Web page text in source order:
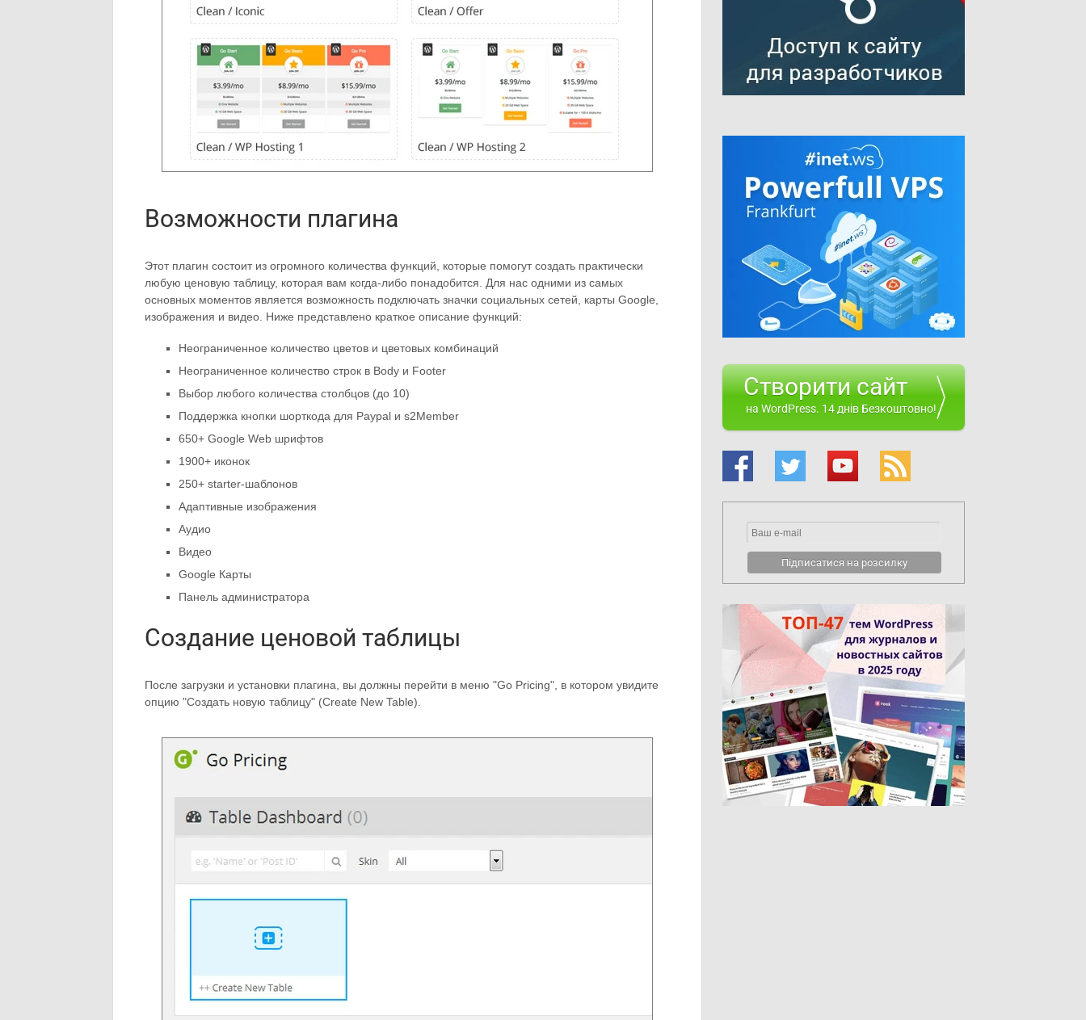
Возможности плагина
Этот плагин состоит из огромного количества функций, которые помогут создать практически
любую ценовую таблицу, которая вам когда-либо понадобится. Для нас одними из самых
основных моментов является возможность подключать значки социальных сетей, карты Google,
изображения и видео. Ниже представлено краткое описание функций:
Неограниченное количество цветов и цветовых комбинаций
Неограниченное количество строк в Body и Footer
Выбор любого количества столбцов (до 10)
Поддержка кнопки шорткода для Paypal и s2Member
650+ Google Web шрифтов
1900+ иконок
250+ starter-шаблонов
Адаптивные изображения
Аудио
Видео
Google Карты
Панель администратора
Создание ценовой таблицы
После загрузки и установки плагина, вы должны перейти в меню "Go Pricing", в котором увидите
опцию "Создать новую таблицу" (Create New Table).
Створити сайт
на WordPress. 14 днів Безкоштовно!